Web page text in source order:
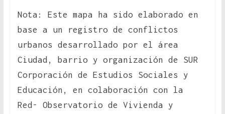
Nota: Este mapa ha sido elaborado en
base a un registro de conflictos
urbanos desarrollado por el área
Ciudad, barrio y organización de SUR
Corporación de Estudios Sociales y
Educación, en colaboración con la
Red- Observatorio de Vivienda y